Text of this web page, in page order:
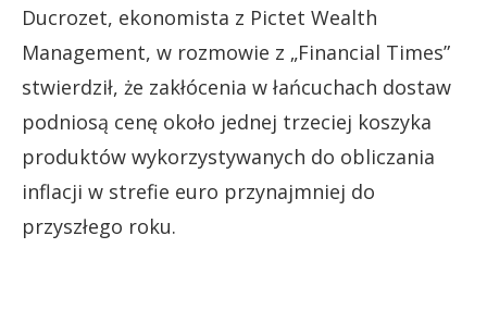
Ducrozet, ekonomista z Pictet Wealth
Management, w rozmowie z „Financial Times”
stwierdził, że zakłócenia w łańcuchach dostaw
podniosą cenę około jednej trzeciej koszyka
produktów wykorzystywanych do obliczania
inflacji w strefie euro przynajmniej do
przyszłego roku.